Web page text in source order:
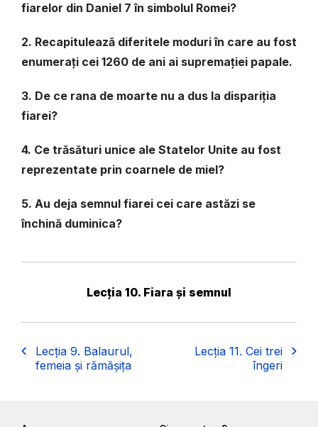
fiarelor din Daniel 7 în simbolul Romei?
2. Recapitulează diferitele moduri în care au fost
enumerați cei 1260 de ani ai supremației papale.
3. De ce rana de moarte nu a dus la dispariția
fiarei?
4. Ce trăsături unice ale Statelor Unite au fost
reprezentate prin coarnele de miel?
5. Au deja semnul fiarei cei care astăzi se
închină duminica?
Lecția 10. Fiara și semnul
Lecția 9. Balaurul,
femeia și rămășița
Lecția 11. Cei trei
îngeri